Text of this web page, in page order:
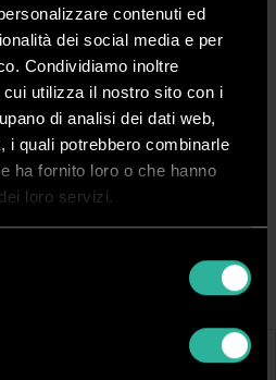
contenuti ed
dei social media e per
Condividiamo inoltre
utilizza il nostro sito con i
di analisi dei dati web,
i quali potrebbero combinarle
ha fornito loro o che hanno
loro servizi.
e gestisci i tuoi ordini in tutta
dall’ordine